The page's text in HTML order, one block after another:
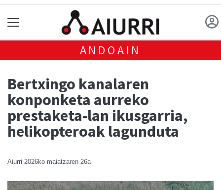
ANDOAIN
Bertxingo kanalaren
konponketa aurreko
prestaketa-lan ikusgarria,
helikopteroak lagunduta
Aiurri 2026ko maiatzaren 26a